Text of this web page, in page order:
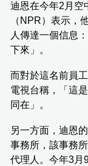
迪恩在今年2月空
（NPR）表示，
人傳達一個信息
下來」。
而對於這名前員
電視台稱，「這
同在」。
另一方面，迪恩
事務所，該事務
代理人。今年3月